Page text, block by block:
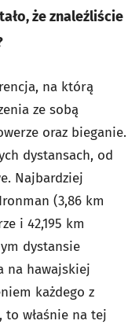
że znaleźliście
na którą
ze sobą
oraz bieganie.
dystansach, od
Najbardziej
(3,86 km
i 42,195 km
dystansie
na hawajskiej
każdego z
właśnie na tej